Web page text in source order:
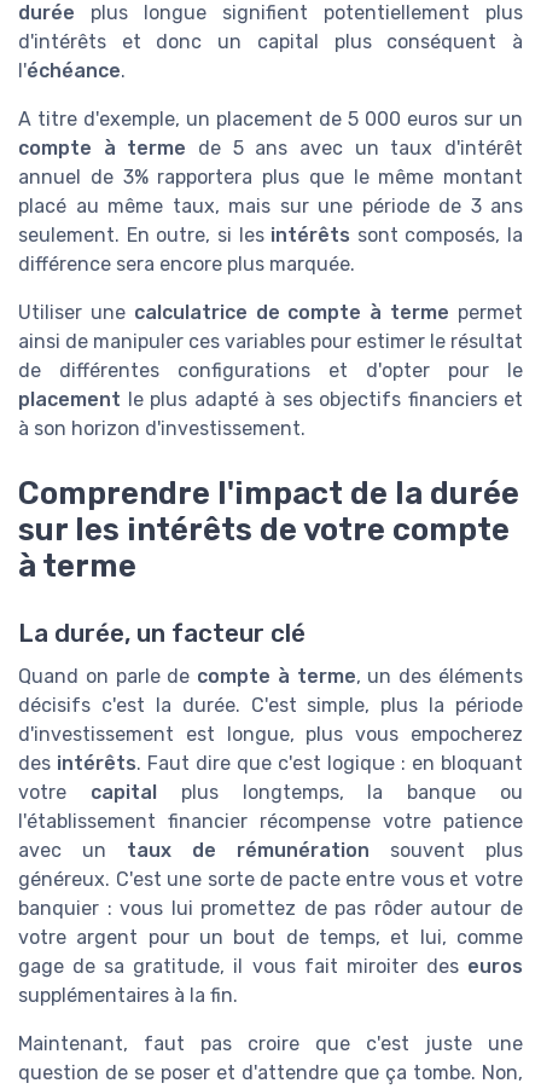
durée plus longue signifient potentiellement plus
d'intérêts et donc un capital plus conséquent à
l'échéance.
A titre d'exemple, un placement de 5 000 euros sur un
compte à terme de 5 ans avec un taux d'intérêt
annuel de 3% rapportera plus que le même montant
placé au même taux, mais sur une période de 3 ans
seulement. En outre, si les intérêts sont composés, la
différence sera encore plus marquée.
Utiliser une calculatrice de compte à terme permet
ainsi de manipuler ces variables pour estimer le résultat
de différentes configurations et d'opter pour le
placement le plus adapté à ses objectifs financiers et
à son horizon d'investissement.
Comprendre l'impact de la durée
sur les intérêts de votre compte
à terme
La durée, un facteur clé
Quand on parle de compte à terme, un des éléments
décisifs c'est la durée. C'est simple, plus la période
d'investissement est longue, plus vous empocherez
des intérêts. Faut dire que c'est logique : en bloquant
votre capital
plus longtemps, la banque ou
l'établissement financier récompense votre patience
avec un taux de rémunération souvent plus
généreux. C'est une sorte de pacte entre vous et votre
banquier : vous lui promettez de pas rôder autour de
votre argent pour un bout de temps, et lui, comme
gage de sa gratitude, il vous fait miroiter des euros
supplémentaires à la fin.
Maintenant, faut pas croire que c'est juste une
question de se poser et d'attendre que ça tombe. Non,